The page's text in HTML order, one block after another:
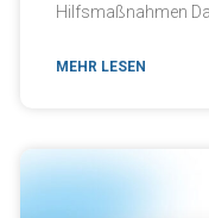
Hilfsmaßnahmen
MEHR LESEN